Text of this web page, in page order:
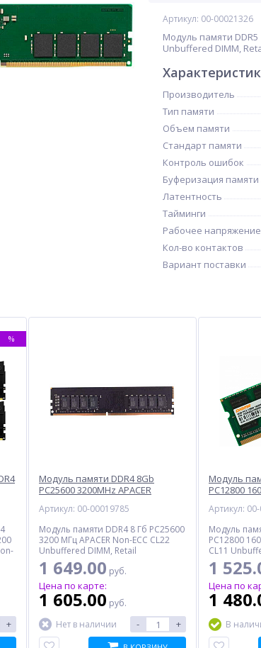
Артикул: 00-00021326
Модуль памяти DDR5
Unbuffered DIMM,
Производитель
Тип памяти
Объем памяти
Стандарт памяти
Контроль ошибок
Буферизация памяти
Латентность
Тайминги
Рабочее напряжение
Кол-во контактов
Вариант поставки
%
+
Модуль памяти DDR4 8Gb
PC25600 3200MHz APACER
Артикул: 00-00019785
Модуль памяти DDR4 8 Гб PC25600
3200 МГц APACER Non-ECC CL22
Unbuffered DIMM, Retail
1 649.00 руб.
Цена по карте:
1 605.00 руб.
Нет в наличии
- +
Модуль
PC12800
Артикул:
Модуль
PC12800
CL11
1
Цена по
1
В